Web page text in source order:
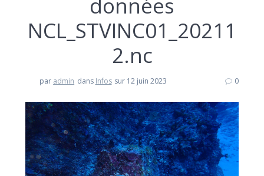
NCL_STVINC01_20211
2.nc
par admin dans Infos sur 12 juin 2023 0